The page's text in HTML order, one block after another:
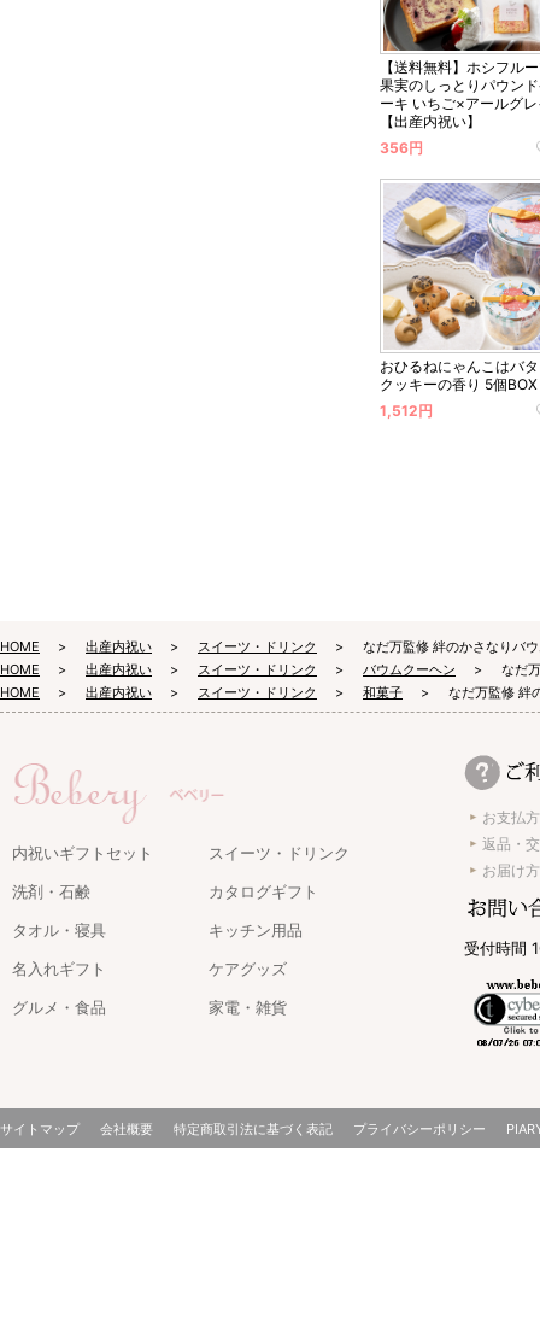
【送料無料】ホシフル
果実のしっとりパウン
ーキ いちご×アールグ
【出産内祝い】
356円
おひるねにゃんこはバ
クッキーの香り 5個BOX
1,512円
HOME 出産内祝い スイーツ・ドリンク
なだ万監修 絆のかさなりバ
HOME
出産内祝い スイーツ・ドリンク バウムクーヘン
なだ
HOME
出産内祝い スイーツ・ドリンク 和菓子 なだ万監修 絆
内祝いギフトセット
スイーツ・ドリンク
洗剤・石鹸
カタログギフト
タオル・寝具
キッチン用品
名入れギフト
ケアグッズ
グルメ・食品
家電・雑貨
お支払
返品・
お届け
受付時間
サイトマップ 会社概要 特定商取引法に基づく表記 プライバシーポリシー